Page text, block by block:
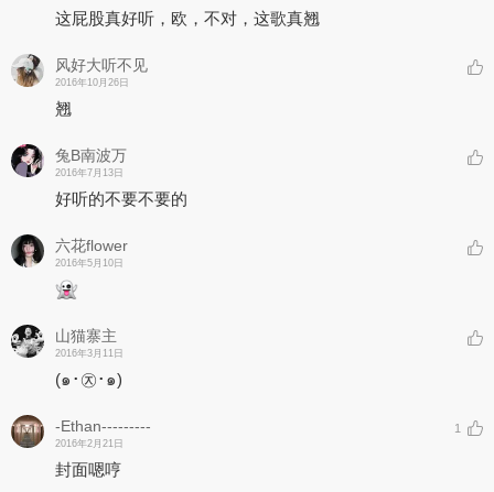
这屁股真好听，欧，不对，这歌真翘
风好大听不见
2016年10月26日
翘
兔B南波万
2016年7月13日
好听的不要不要的
六花flower
2016年5月10日
山猫寨主
2016年3月11日
(๑･㉨･๑)
-Ethan---------
2016年2月21日
1
封面嗯哼